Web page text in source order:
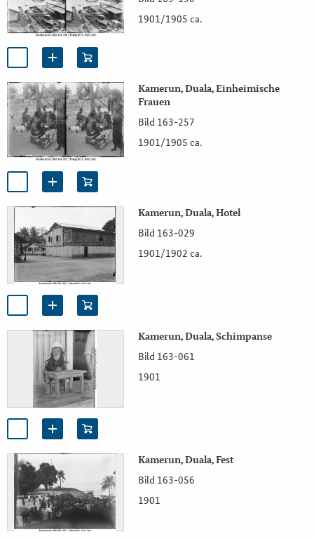
1901/1905 ca.
Kamerun, Duala, Einheimische
Frauen
Bild 163-257
1901/1905 ca.
Kamerun, Duala, Hotel
Bild 163-029
1901/1902 ca.
Kamerun, Duala, Schimpanse
Bild 163-061
1901
Kamerun, Duala, Fest
Bild 163-056
1901